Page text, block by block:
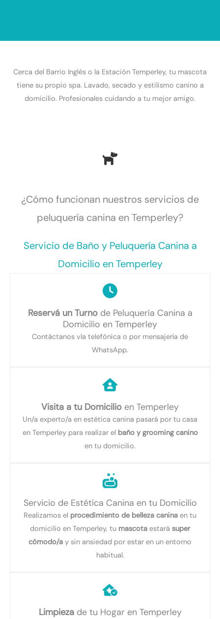
Cerca del Barrio Inglés o la Estación Temperley, tu mascota
tiene su propio spa. Lavado, secado y estilismo canino a
domicilio. Profesionales cuidando a tu mejor amigo.
¿Cómo funcionan nuestros servicios de
peluquería canina en Temperley?
Servicio de Baño y Peluquería Canina a
Domicilio en Temperley
Reservá un Turnode Peluquería Canina a
Domicilio en Temperley
Contáctanos vía telefónica o por mensajería de
WhatsApp.
Visita a tu Domicilio en Temperley
Un/a experto/a en estética canina pasará por tu casa
en Temperley para realizar el baño y grooming canino
en tu domicilio.
Servicio de Estética Canina en tu Domicilio
Realizamos el procedimiento de belleza canina en tu
domicilio en Temperley, tu mascota estará super
cómodo/a y sin ansiedad por estar en un entorno
habitual.
Limpiezade tu Hogar en Temperley